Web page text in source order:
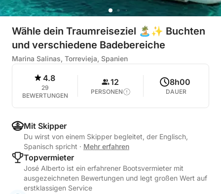
Wähle dein Traumreiseziel 🏝️✨ Buchten
und verschiedene Badebereiche
Marina Salinas, Torrevieja, Spanien
4.8
29
BEWERTUNGEN
12
PERSONEN
8h00
DAUER
Mit Skipper
Du wirst von einem Skipper begleitet, der Englisch,
Spanisch spricht · Mehr erfahren
Topvermieter
José Alberto ist ein erfahrener Bootsvermieter mit
ausgezeichneten Bewertungen und legt großen Wert auf
erstklassigen Service